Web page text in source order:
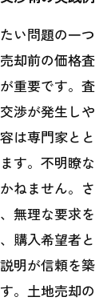
い問題の一つ
却前の価格査
重要です。査
渉が発生しや
は専門家とと
す。不明瞭な
ねません。さ
無理な要求を
購入希望者と
明が信頼を築
。土地売却の